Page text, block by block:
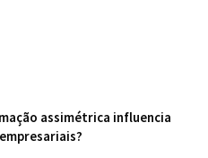
assimétrica influencia